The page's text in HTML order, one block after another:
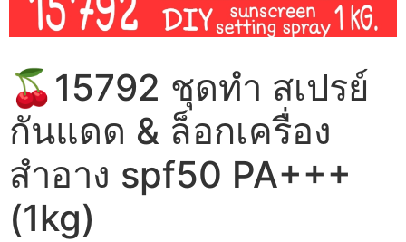
🍒15792 ชุดทำ สเปรย์
กันแดด & ล็อกเครื่อง
สำอาง spf50 PA+++
(1kg)